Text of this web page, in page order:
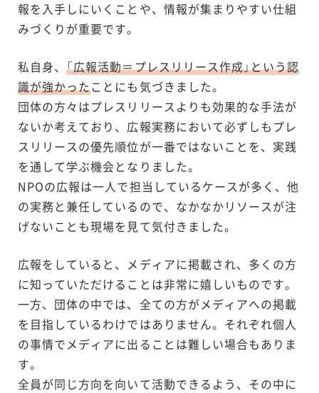
報を入手しにいくことや、情報が集まりやすい仕組
みづくりが重要です。
私自身、「広報活動＝プレスリリース作成」という認
識が強かったことにも気づきました。
団体の方々はプレスリリースよりも効果的な手法が
ないか考えており、広報実務において必ずしもプレ
スリリースの優先順位が一番ではないことを、実践
を通して学ぶ機会となりました。
NPOの広報は一人で担当しているケースが多く、他
の実務と兼任しているので、なかなかリソースが注
げないことも現場を見て気付きました。
広報をしていると、メディアに掲載され、多くの方
に知っていただけることは非常に嬉しいものです。
一方、団体の中では、全ての方がメディアへの掲載
を目指しているわけではありません。それぞれ個人
の事情でメディアに出ることは難しい場合もありま
す。
全員が同じ方向を向いて活動できるよう、その中に